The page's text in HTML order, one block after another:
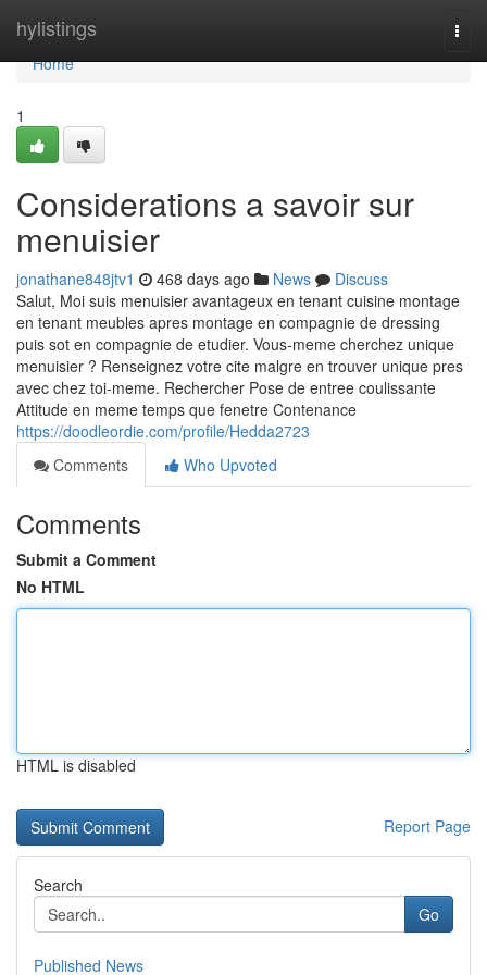
hylistings
Home
Home
1
Considerations a savoir sur
menuisier
jonathane848jtv1 468 days ago News
Discuss
Salut, Moi suis menuisier avantageux en tenant cuisine montage
en tenant meubles apres montage en compagnie de dressing
puis sot en compagnie de etudier. Vous-meme cherchez unique
menuisier ? Renseignez votre cite malgre en trouver unique pres
avec chez toi-meme. Rechercher Pose de entree coulissante
Attitude en meme temps que fenetre Contenance
https://doodleordie.com/profile/Hedda2723
Comments
Who Upvoted
Comments
Submit a Comment
No HTML
HTML is disabled
Report Page
Search
Go
Published News